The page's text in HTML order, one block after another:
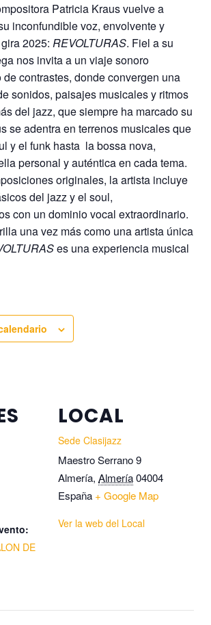
Patricia Kraus vuelve a
inconfundible voz, envolvente y
2025: REVOLTURAS. Fiel a su
nos invita a un viaje sonoro
contrastes, donde convergen una
sonidos, paisajes musicales y ritmos
del jazz, que siempre ha marcado su
se adentra en terrenos musicales que
y el funk hasta la bossa nova,
personal y auténtica en cada tema.
originales, la artista incluye
del jazz y el soul,
con un dominio vocal extraordinario.
una vez más como una artista única
es una experiencia musical
DE
LOCAL
Sede Clasijazz
Maestro Serrano 9
Almería, Almería04004
España + Google Map
Ver la web del Local